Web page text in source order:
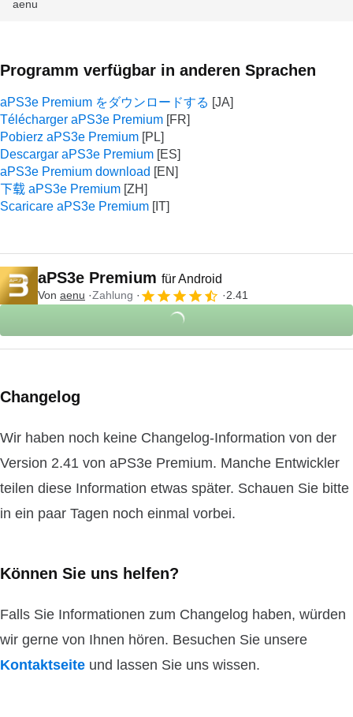
aenu
Programm verfügbar in anderen Sprachen
aPS3e Premium をダウンロードする
Télécharger aPS3e Premium
Pobierz aPS3e Premium
Descargar aPS3e Premium
aPS3e Premium download
下载 aPS3e Premium
Scaricare aPS3e Premium
aPS3e Premium für Android
Von aenu Zahlung 2.41
Changelog
Wir haben noch keine Changelog-Information von der
Version 2.41 von aPS3e Premium. Manche Entwickler
teilen diese Information etwas später. Schauen Sie bitte
in ein paar Tagen noch einmal vorbei.
Können Sie uns helfen?
Falls Sie Informationen zum Changelog haben, würden
wir gerne von Ihnen hören. Besuchen Sie unsere
Kontaktseite und lassen Sie uns wissen.